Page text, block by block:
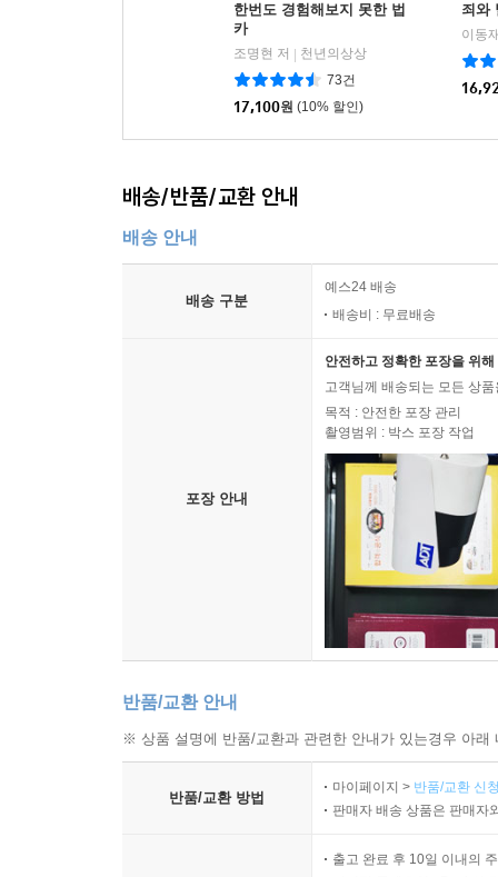
한번도 경험해보지 못한 법
카
조명현 저
천년의상상
73건
17,100원 (10% 할인)
죄와
이동
배송/반품/교환 안내
배송 안내
배송 구분
예스24 배송
배송비 : 무료배송
포장 안내
안전하고 정확한 포장을 위
고객님께 배송되는 모든 상
목적 : 안전한 포장 관리
촬영범위 : 박스 포장 작업
반품/교환 안내
※ 상품 설명에 반품/교환과 관련한 안내가 있는경우 아
반품/교환 방법
마이페이지 > 반품/교환 신
판매자 배송 상품은 판매자
출고 완료 후 10일 이내의